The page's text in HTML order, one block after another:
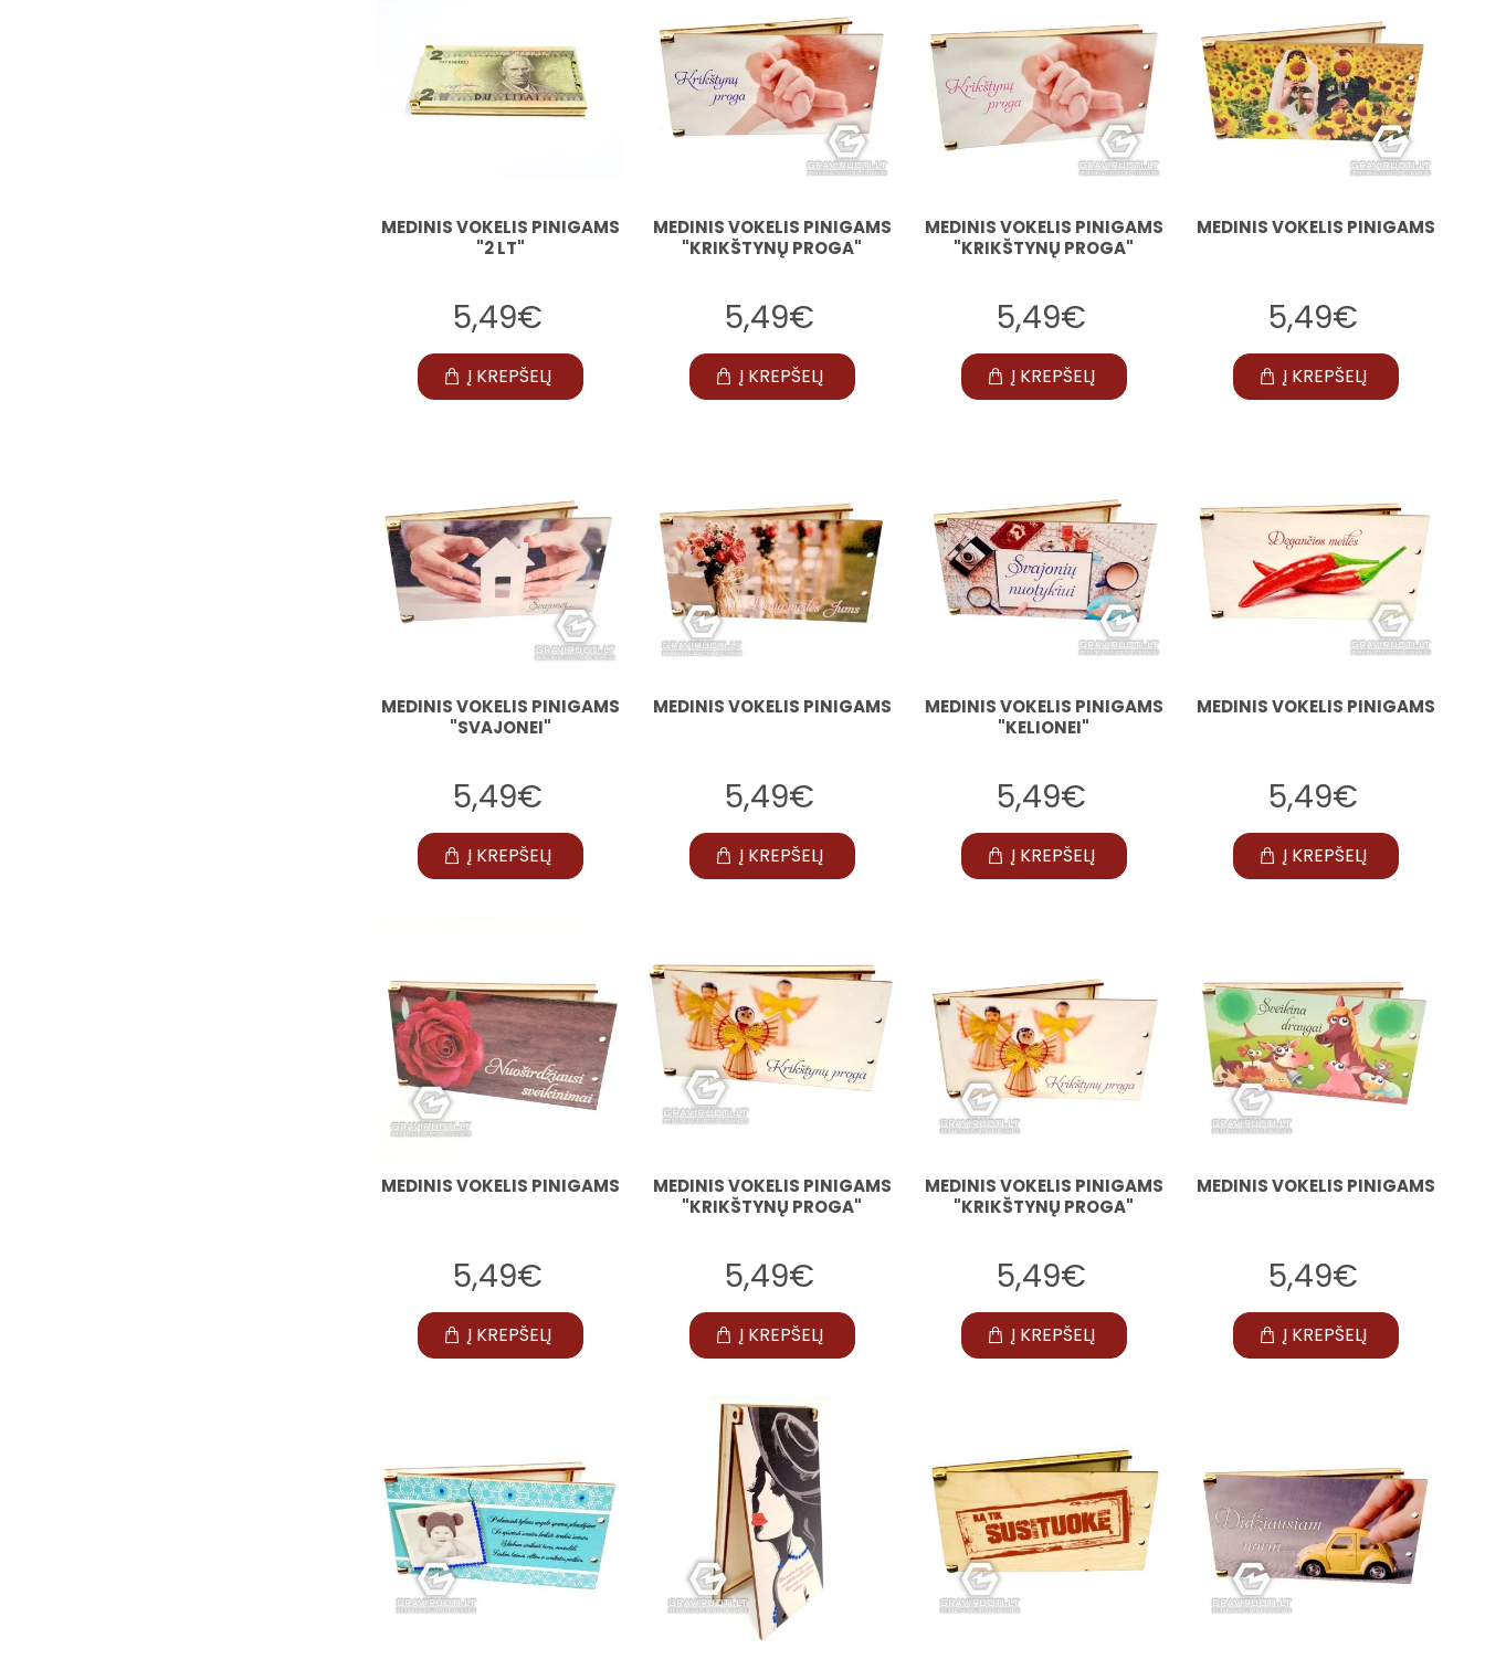
MEDINIS VOKELIS PINIGAMS
"2 LT"
5,49€
Į KREPŠELĮ
MEDINIS VOKELIS PINIGAMS
"KRIKŠTYNŲ PROGA"
5,49€
Į KREPŠELĮ
MEDINIS VOKELIS PINIGAMS
"KRIKŠTYNŲ PROGA"
5,49€
Į KREPŠELĮ
MEDINIS VOKELIS PINIGAMS
5,49€
Į KREPŠELĮ
MEDINIS VOKELIS PINIGAMS
"SVAJONEI"
5,49€
Į KREPŠELĮ
MEDINIS VOKELIS PINIGAMS
5,49€
Į KREPŠELĮ
MEDINIS VOKELIS PINIGAMS
"KELIONEI"
5,49€
Į KREPŠELĮ
MEDINIS VOKELIS PINIGAMS
5,49€
Į KREPŠELĮ
MEDINIS VOKELIS PINIGAMS
5,49€
Į KREPŠELĮ
MEDINIS VOKELIS PINIGAMS
"KRIKŠTYNŲ PROGA"
5,49€
Į KREPŠELĮ
MEDINIS VOKELIS PINIGAMS
"KRIKŠTYNŲ PROGA"
5,49€
Į KREPŠELĮ
MEDINIS VOKELIS PINIGAMS
5,49€
Į KREPŠELĮ